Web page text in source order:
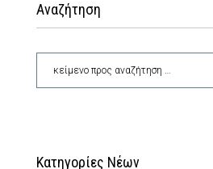
Αναζήτηση
Κατηγορίες Νέων